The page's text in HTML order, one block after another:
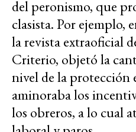
del peronismo, que
clasista. Por ejemplo,
la revista extraoficial
Criterio, objetó la
nivel de la protección
aminoraba los
los obreros, a lo cual